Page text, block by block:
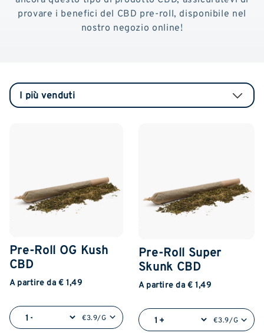
provare i benefici del CBD pre-roll, disponibile nel
nostro negozio online!
Pre-Roll OG Kush
CBD
A partire da € 1,49
€3.9/G
Pre-Roll Super
Skunk CBD
A partire da € 1,49
€3.9/G